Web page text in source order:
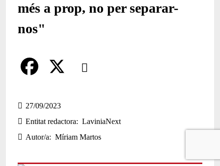
més a prop, no per separar-
nos"
Comparteix
a
c
e
27/09/2023
Entitat redactora
LaviniaNext
Autor/a
Míriam Martos